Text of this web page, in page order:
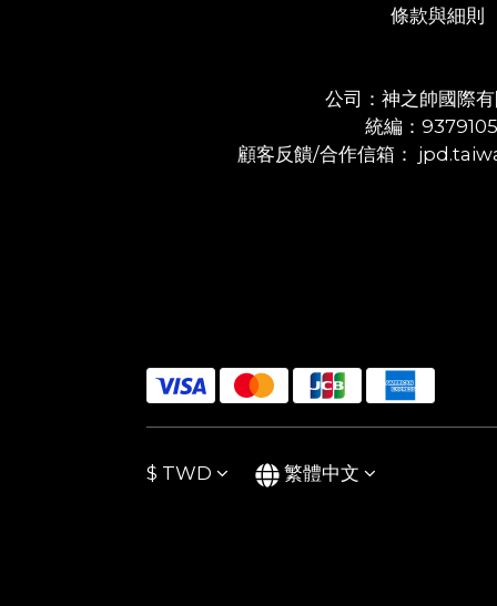
條款與細則
公司：神之帥國際
統編：
顧客反饋/合作信箱：
$ TWD 繁體中文